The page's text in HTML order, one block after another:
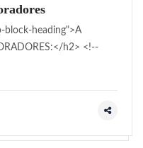
block-heading">A
h2> <!--